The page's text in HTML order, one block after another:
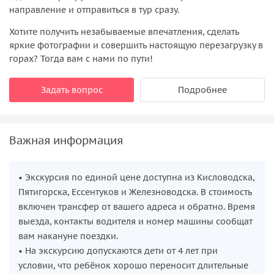
направление и отправиться в тур сразу.
Хотите получить незабываемые впечатления, сделать
яркие фотографии и совершить настоящую перезагрузку в
горах? Тогда вам с нами по пути!
Задать вопрос Подробнее
Важная информация
• Экскурсия по единой цене доступна из Кисловодска,
Пятигорска, Ессентуков и Железноводска. В стоимость
включен трансфер от вашего адреса и обратно. Время
выезда, контакты водителя и номер машины сообщат
вам накануне поездки.
• На экскурсию допускаются дети от 4 лет при
условии, что ребёнок хорошо переносит длительные